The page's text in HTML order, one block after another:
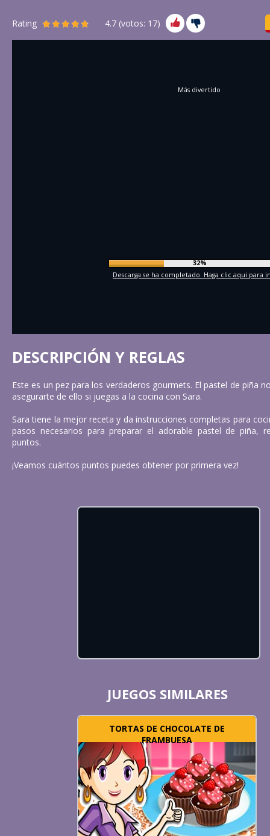
Rating 4.7 (votos: 17)
Más divertido
35%
Descarga se ha completado. Haga clic aqui para
DESCRIPCIÓN Y REGLAS
Este es un pez para los verdaderos gourmets. El pastel de piña
asegurarte de ello si juegas a la cocina con Sara.
Sara tiene la mejor receta y da instrucciones completas para
pasos necesarios para preparar el adorable pastel de piña,
puntos.
¡Veamos cuántos puntos puedes obtener por primera vez!
JUEGOS SIMILARES
TORTAS DE CHOCOLATE DE
FRAMBUESA